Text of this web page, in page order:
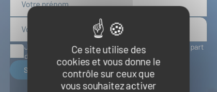
Ce site utilise des
cookies et vous donne le
contrôle sur ceux que
vous souhaitez activer
J'accepte de recevoir des articles d'actualité de la part
du Pôle Mer Bretagne Atlantique
S'inscrire